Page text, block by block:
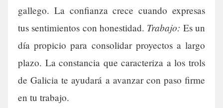
gallego. La confianza crece cuando expresas
tus sentimientos con honestidad. Trabajo: Es un
día propicio para consolidar proyectos a largo
plazo. La constancia que caracteriza a los trols
de Galicia te ayudará a avanzar con paso firme
en tu trabajo.